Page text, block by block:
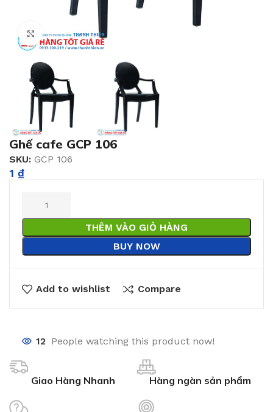
Click to enlarge
Ghế cafe GCP 106
SKU: GCP 106
1 ₫
THÊM VÀO GIỎ HÀNG
BUY NOW
Add to wishlist Compare
12 People watching this product now!
Giao Hàng Nhanh Hàng ngàn sản phẩm